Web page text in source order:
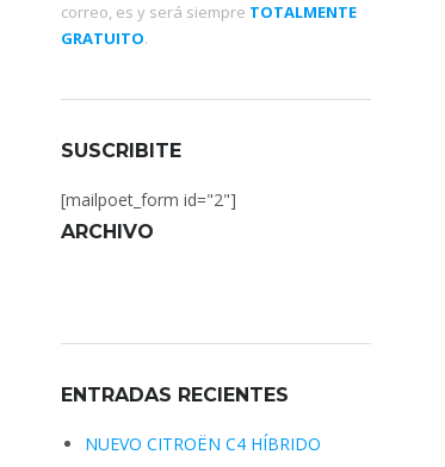
correo, es y será siempre TOTALMENTE
GRATUITO.
SUSCRIBITE
[mailpoet_form id="2"]
ARCHIVO
ENTRADAS RECIENTES
NUEVO CITROËN C4 HÍBRIDO